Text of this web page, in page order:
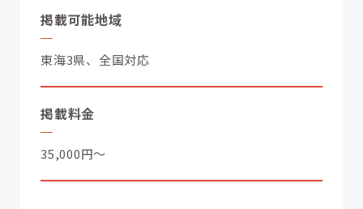
掲載可能地域
東海3県、全国対応
掲載料金
35,000円～